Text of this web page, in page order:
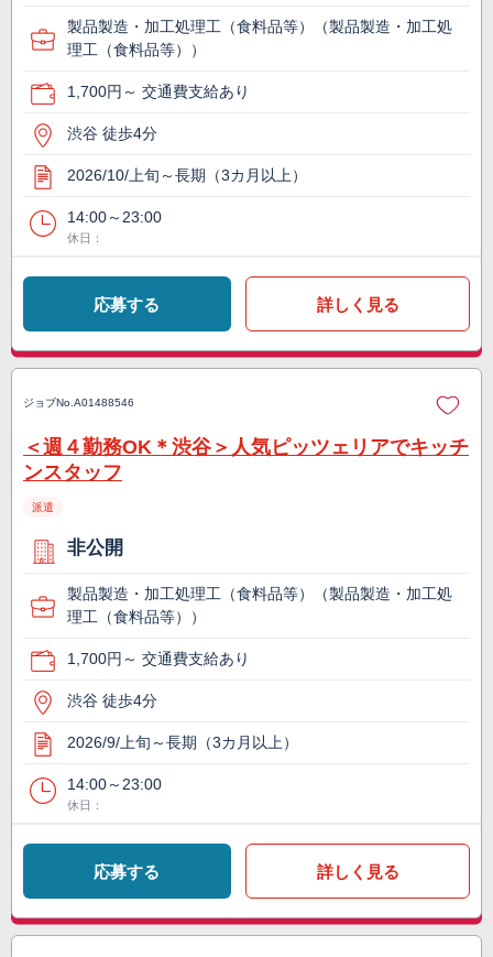
製品製造・加工処理工（食料品等）（製品製造・加工処
理工（食料品等））
1,700円～ 交通費支給あり
渋谷 徒歩4分
2026/10/上旬～長期（3カ月以上）
14:00～23:00
休日：
応募する 詳しく見る
ジョブNo. A01488546
＜週４勤務OK＊渋谷＞人気ピッツェリアでキッチ
ンスタッフ
派遣
非公開
製品製造・加工処理工（食料品等）（製品製造・加工処
理工（食料品等））
1,700円～ 交通費支給あり
渋谷 徒歩4分
2026/9/上旬～長期（3カ月以上）
14:00～23:00
休日：
応募する 詳しく見る